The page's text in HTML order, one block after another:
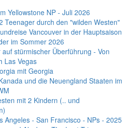
Yellowstone NP - Juli 2026
Teenager durch den "wilden Westen"
Vancouver in der Hauptsaison
im Sommer 2026
stürmischer Überführung - Von
Las Vegas
mit Georgia
und die Neuengland Staaten im
mit 2 Kindern (.. und
Angeles - San Francisco - NPs - 2025